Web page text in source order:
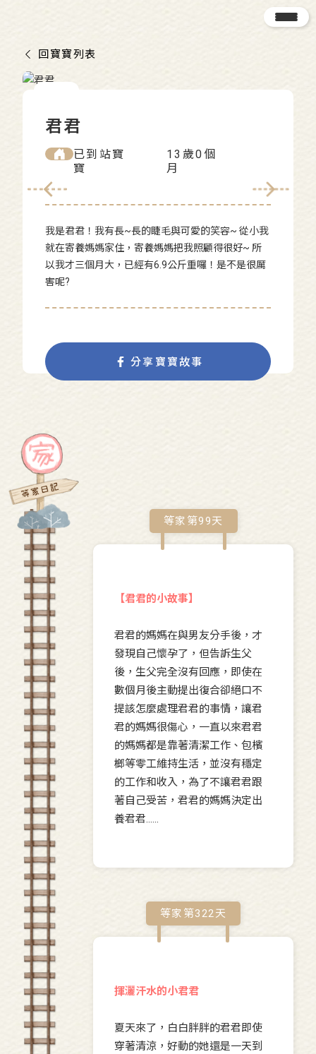
回寶寶列表
君君
已到站寶
寶
13歲0個
月
我是君君！我有長~長的睫毛與可愛的笑容~ 從小我
就在寄養媽媽家住，寄養媽媽把我照顧得很好~ 所
以我才三個月大，已經有6.9公斤重囉！是不是很厲
害呢?
分享寶寶故事
等家第99天
【君君的小故事】
君君的媽媽在與男友分手後，才
發現自己懷孕了，但告訴生父
後，生父完全沒有回應，即使在
數個月後主動提出復合卻絕口不
提該怎麼處理君君的事情，讓君
君的媽媽很傷心，一直以來君君
的媽媽都是靠著清潔工作、包檳
榔等零工維持生活，並沒有穩定
的工作和收入，為了不讓君君跟
著自己受苦，君君的媽媽決定出
養君君......
等家第322天
揮灑汗水的小君君
夏天來了，白白胖胖的君君即使
穿著清涼，好動的她還是一天到